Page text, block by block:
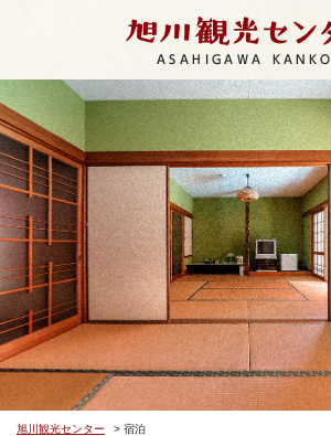
ASAHIGAWA KANKO
旭川観光センター > 宿泊